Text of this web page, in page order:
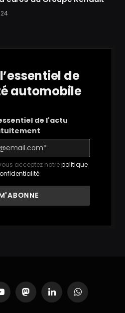
de
automobile
de l'actu
acceptez notrepolitique
.
MastodonLinkedInWhatsApp